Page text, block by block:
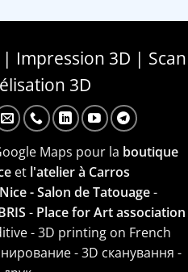
Impression 3D | Scan
3D
Maps pour la boutique
et l'atelier à Carros
- Salon de Tatouage-
- Place for Art association
- 3D printing on French
- 3D сканування -